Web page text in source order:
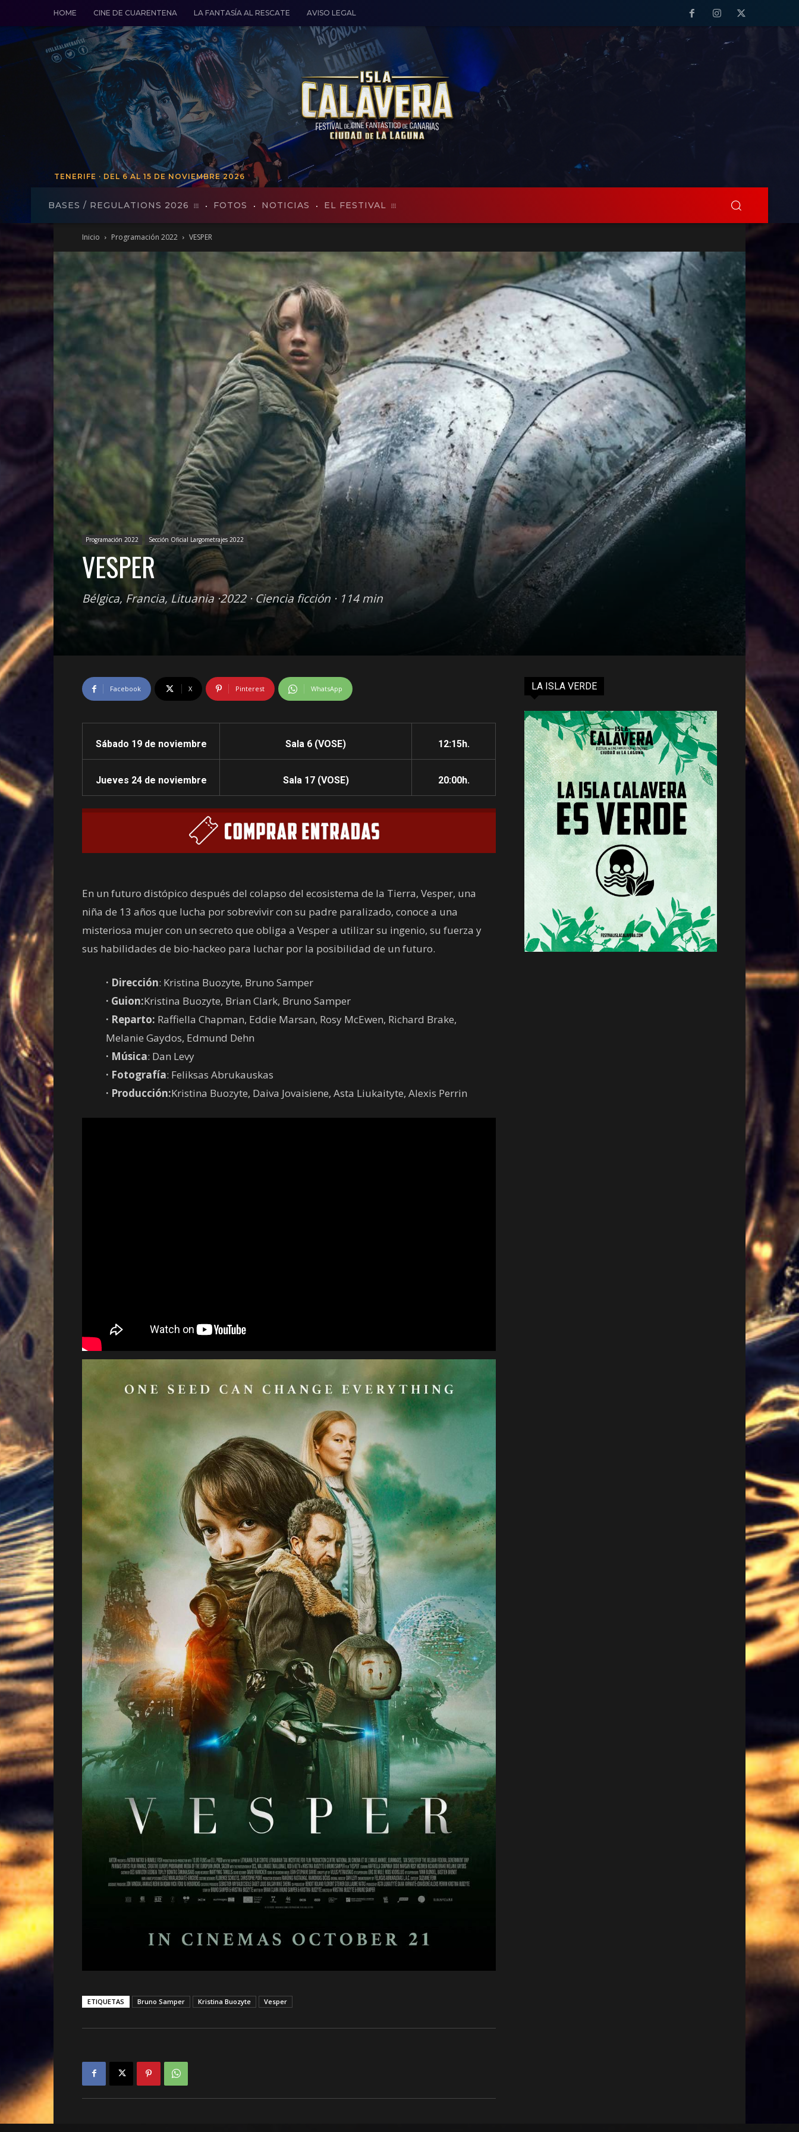
HOME CINE DE CUARENTENA LA FANTASÍA AL RESCATE AVISO LEGAL
TENERIFE · DEL 6 AL 15 DE NOVIEMBRE 2026
BASES / REGULATIONS 2026 FOTOS NOTICIAS EL FESTIVAL
Inicio Programación 2022 VESPER
Programación 2022 Sección Oficial Largometrajes 2022
VESPER
Bélgica, Francia, Lituania ·2022 · Ciencia ficción · 114 min
Facebook X Pinterest WhatsApp
Sábado 19 de noviembre Sala 6 (VOSE) 12:15h.
Jueves 24 de noviembre Sala 17 (VOSE) 20:00h.
En un futuro distópico después del colapso del ecosistema de la Tierra, Vesper, una
niña de 13 años que lucha por sobrevivir con su padre paralizado, conoce a una
misteriosa mujer con un secreto que obliga a Vesper a utilizar su ingenio, su fuerza y
sus habilidades de bio-hackeo para luchar por la posibilidad de un futuro.
· Dirección: Kristina Buozyte, Bruno Samper
· Guion:Kristina Buozyte, Brian Clark, Bruno Samper
· Reparto: Raffiella Chapman, Eddie Marsan, Rosy McEwen, Richard Brake,
Melanie Gaydos, Edmund Dehn
· Música: Dan Levy
· Fotografía: Feliksas Abrukauskas
· Producción:Kristina Buozyte, Daiva Jovaisiene, Asta Liukaityte, Alexis Perrin
ETIQUETAS Bruno Samper Kristina Buozyte Vesper
LA ISLA VERDE